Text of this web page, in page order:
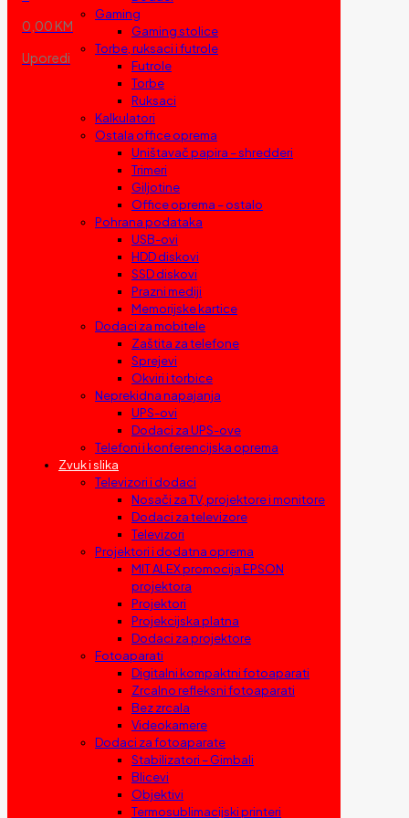
0,00 KM
Uporedi
Gaming
Gaming stolice
Torbe, ruksaci i futrole
Futrole
Torbe
Ruksaci
Kalkulatori
Ostala office oprema
Uništavač papira – shredderi
Trimeri
Giljotine
Office oprema – ostalo
Pohrana podataka
USB-ovi
HDD diskovi
SSD diskovi
Prazni mediji
Memorijske kartice
Dodaci za mobitele
Zaštita za telefone
Sprejevi
Okviri i torbice
Neprekidna napajanja
UPS-ovi
Dodaci za UPS-ove
Telefoni i konferencijska oprema
Zvuk i slika
Televizori i dodaci
Nosači za TV, projektore i monitore
Dodaci za televizore
Televizori
Projektori i dodatna oprema
MIT ALEX promocija EPSON
projektora
Projektori
Projekcijska platna
Dodaci za projektore
Fotoaparati
Digitalni kompaktni fotoaparati
Zrcalno refleksni fotoaparati
Bez zrcala
Videokamere
Dodaci za fotoaparate
Stabilizatori – Gimbali
Blicevi
Objektivi
Termosublimacijski printeri